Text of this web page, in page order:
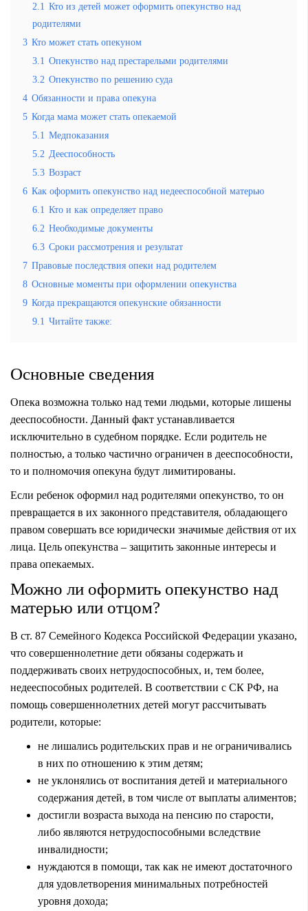
2.1 Кто из детей может оформить опекунство над
родителями
3 Кто может стать опекуном
3.1 Опекунство над престарелыми родителями
3.2 Опекунство по решению суда
4 Обязанности и права опекуна
5 Когда мама может стать опекаемой
5.1 Медпоказания
5.2 Дееспособность
5.3 Возраст
6 Как оформить опекунство над недееспособной матерью
6.1 Кто и как определяет право
6.2 Необходимые документы
6.3 Сроки рассмотрения и результат
7 Правовые последствия опеки над родителем
8 Основные моменты при оформлении опекунства
9 Когда прекращаются опекунские обязанности
9.1 Читайте также:
Основные сведения
Опека возможна только над теми людьми, которые лишены
дееспособности. Данный факт устанавливается
исключительно в судебном порядке. Если родитель не
полностью, а только частично ограничен в дееспособности,
то и полномочия опекуна будут лимитированы.
Если ребенок оформил над родителями опекунство, то он
превращается в их законного представителя, обладающего
правом совершать все юридически значимые действия от их
лица. Цель опекунства – защитить законные интересы и
права опекаемых.
Можно ли оформить опекунство над
матерью или отцом?
В ст. 87 Семейного Кодекса Российской Федерации указано,
что совершеннолетние дети обязаны содержать и
поддерживать своих нетрудоспособных, и, тем более,
недееспособных родителей. В соответствии с СК РФ, на
помощь совершеннолетних детей могут рассчитывать
родители, которые:
не лишались родительских прав и не ограничивались
в них по отношению к этим детям;
не уклонялись от воспитания детей и материального
содержания детей, в том числе от выплаты алиментов;
достигли возраста выхода на пенсию по старости,
либо являются нетрудоспособными вследствие
инвалидности;
нуждаются в помощи, так как не имеют достаточного
для удовлетворения минимальных потребностей
уровня дохода;